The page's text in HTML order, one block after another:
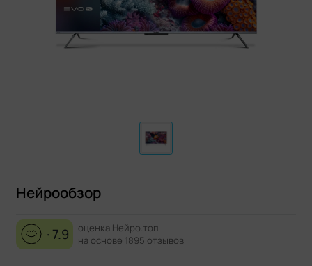
Нейрообзор
· 7.9
оценка Нейро.топ
на основе 1895 отзывов